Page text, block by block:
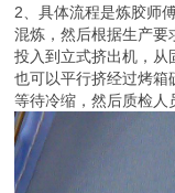
2、具体流程是炼胶师
混炼，然后根据生产要
投入到立式挤出机，从
也可以平行挤经过烤箱
等待冷缩，然后质检人